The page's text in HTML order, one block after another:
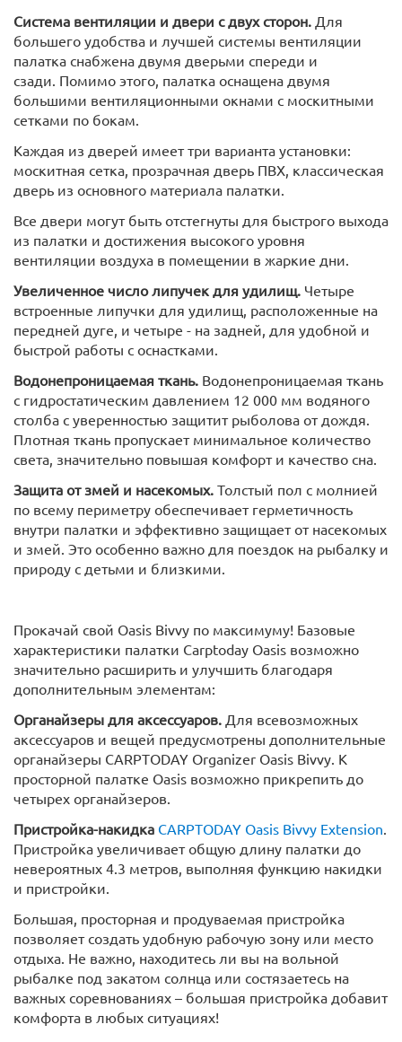
Система вентиляции и двери с двух сторон. Для
большего удобства и лучшей системы вентиляции
палатка снабжена двумя дверьми спереди и
сзади. Помимо этого, палатка оснащена двумя
большими вентиляционными окнами с москитными
сетками по бокам.
Каждая из дверей имеет три варианта установки:
москитная сетка, прозрачная дверь ПВХ, классическая
дверь из основного материала палатки.
Все двери могут быть отстегнуты для быстрого выхода
из палатки и достижения высокого уровня
вентиляции воздуха в помещении в жаркие дни.
Увеличенное число липучек для удилищ. Четыре
встроенные липучки для удилищ, расположенные на
передней дуге, и четыре - на задней, для удобной и
быстрой работы с оснастками.
Водонепроницаемая ткань. Водонепроницаемая ткань
с гидростатическим давлением 12 000 мм водяного
столба с уверенностью защитит рыболова от дождя.
Плотная ткань пропускает минимальное количество
света, значительно повышая комфорт и качество сна.
Защита от змей и насекомых. Толстый пол с молнией
по всему периметру обеспечивает герметичность
внутри палатки и эффективно защищает от насекомых
и змей. Это особенно важно для поездок на рыбалку и
природу с детьми и близкими.
Прокачай свой Oasis Bivvy по максимуму! Базовые
характеристики палатки Carptoday Oasis возможно
значительно расширить и улучшить благодаря
дополнительным элементам:
Органайзеры для аксессуаров. Для всевозможных
аксессуаров и вещей предусмотрены дополнительные
органайзеры CARPTODAY Organizer Oasis Bivvy. К
просторной палатке Oasis возможно прикрепить до
четырех органайзеров.
Пристройка-накидка CARPTODAY Oasis Bivvy Extension
Пристройка увеличивает общую длину палатки до
невероятных 4.3 метров, выполняя функцию накидки
и пристройки.
Большая, просторная и продуваемая пристройка
позволяет создать удобную рабочую зону или место
отдыха. Не важно, находитесь ли вы на вольной
рыбалке под закатом солнца или состязаетесь на
важных соревнованиях – большая пристройка добавит
комфорта в любых ситуациях!